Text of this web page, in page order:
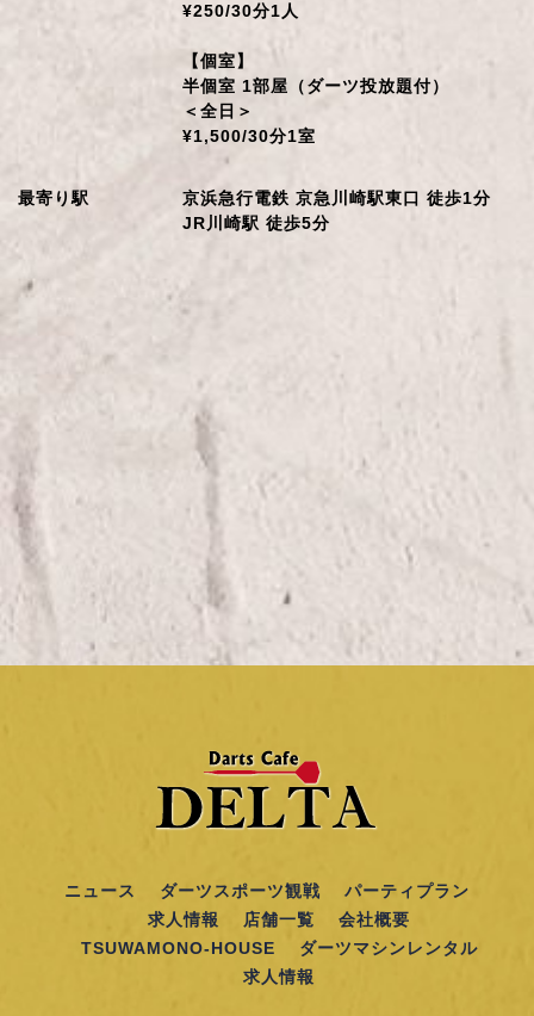
¥250/30分1人
【個室】
半個室 1部屋（ダーツ投放題付）
＜全日＞
¥1,500/30分1室
最寄り駅
京浜急行電鉄 京急川崎駅東口 徒歩1分
JR川崎駅 徒歩5分
ニュース ダーツスポーツ観戦
パーティプラン
求人情報
店舗一覧
会社概要
TSUWAMONO-HOUSE
ダーツマシンレンタル
求人情報